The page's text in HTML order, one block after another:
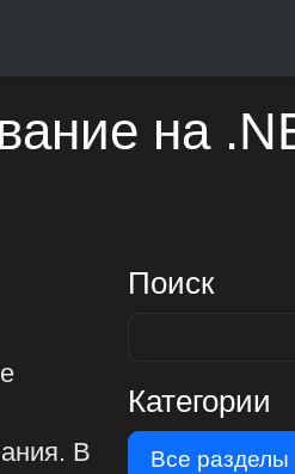
на
В
Поиск
Категории
Все разделы